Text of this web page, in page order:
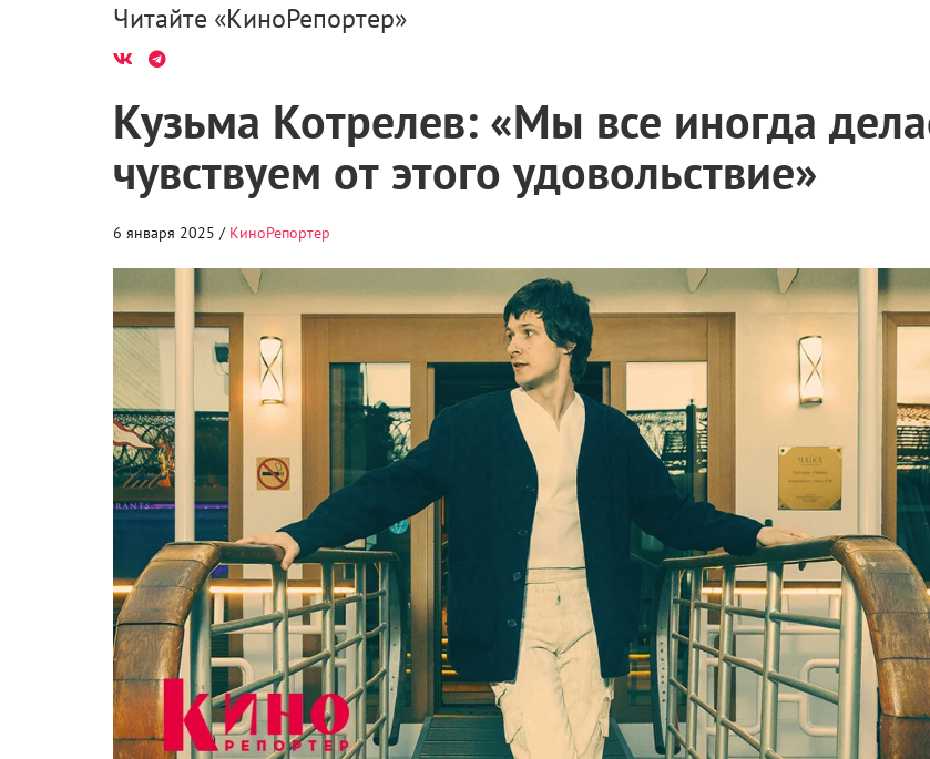
Читайте «КиноРепортер»
Кузьма Котрелев: «Мы все иногда
чувствуем от этого удовольствие»
6 января 2025 / КиноРепортер